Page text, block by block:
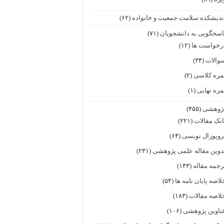
اندیشکده سلامت جمعیت و خانواده (۶۲)
به دانشجویان (۷۱)
ها (۱۲)
(۳۴)
کلاسی (۲)
نهایی (۱)
(۴۵۵)
مقالات(۲۲۱)
نویسی (۶۴)
مقاله علمی پژوهشی (۲۳۱)
مقاله (۱۴۳)
پایان نامه ها (۵۴)
مقالات(۱۸۳)
پژوهشی (۱۰۶)